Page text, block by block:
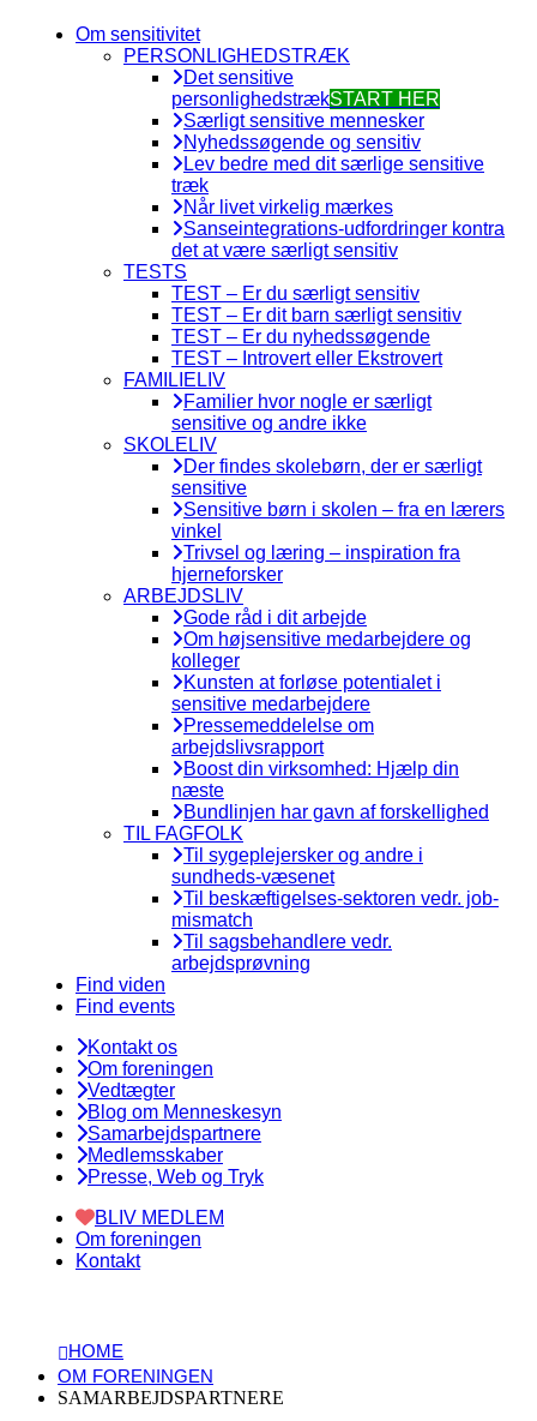
Om sensitivitet
PERSONLIGHEDSTRÆK
Det sensitive
personlighedstrækSTART HER
Særligt sensitive mennesker
Nyhedssøgende og sensitiv
Lev bedre med dit særlige sensitive
træk
Når livet virkelig mærkes
Sanseintegrations-udfordringer kontra
det at være særligt sensitiv
TESTS
TEST – Er du særligt sensitiv
TEST – Er dit barn særligt sensitiv
TEST – Er du nyhedssøgende
TEST – Introvert eller Ekstrovert
FAMILIELIV
Familier hvor nogle er særligt
sensitive og andre ikke
SKOLELIV
Der findes skolebørn, der er særligt
sensitive
Sensitive børn i skolen – fra en lærers
vinkel
Trivsel og læring – inspiration fra
hjerneforsker
ARBEJDSLIV
Gode råd i dit arbejde
Om højsensitive medarbejdere og
kolleger
Kunsten at forløse potentialet i
sensitive medarbejdere
Pressemeddelelse om
arbejdslivsrapport
Boost din virksomhed: Hjælp din
næste
Bundlinjen har gavn af forskellighed
TIL FAGFOLK
Til sygeplejersker og andre i
sundheds-væsenet
Til beskæftigelses-sektoren vedr. job-
mismatch
Til sagsbehandlere vedr.
arbejdsprøvning
Find viden
Find events
Kontakt os
Om foreningen
Vedtægter
Blog om Menneskesyn
Samarbejdspartnere
Medlemsskaber
Presse, Web og Tryk
BLIV MEDLEM
Om foreningen
Kontakt
HOME
OM FORENINGEN
SAMARBEJDSPARTNERE